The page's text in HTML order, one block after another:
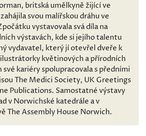
britská umělkyně žijící ve
svou malířskou dráhu ve
vystavovala svá díla na
výstavách, kde si jejího talentu
vydavatel, který jí otevřel dveře k
květinových a přírodních
své kariéry spolupracovala s předními
The Medici Society, UK Greetings
Publications. Samostatné výstavy
v Norwichské katedrále a v
The Assembly House Norwich.